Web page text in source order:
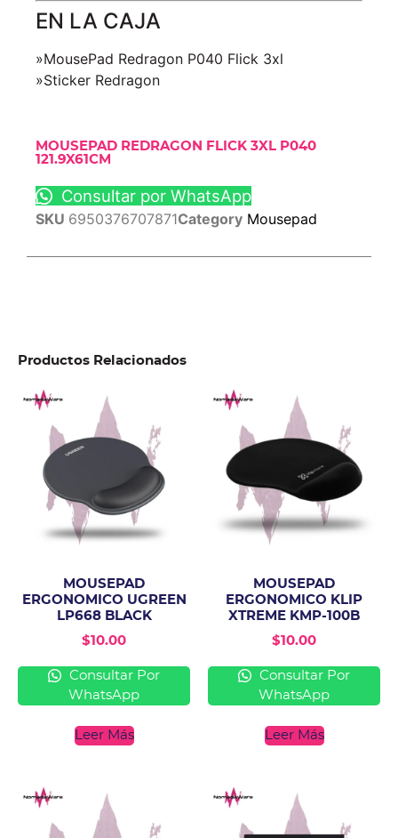
EN LA CAJA
»MousePad Redragon P040 Flick 3xl
»Sticker Redragon
MOUSEPAD REDRAGON FLICK 3XL P040
121.9X61CM
Consultar por WhatsApp
SKU 6950376707871Category Mousepad
Productos Relacionados
MOUSEPAD
ERGONOMICO UGREEN
LP668 BLACK
$10.00
Consultar Por
WhatsApp
Leer Más
MOUSEPAD
ERGONOMICO KLIP
XTREME KMP-100B
$10.00
Consultar Por
WhatsApp
Leer Más